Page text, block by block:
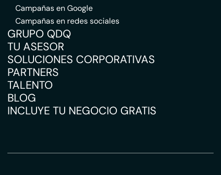
Campañas en Google
Campañas en redes sociales
GRUPO QDQ
TU ASESOR
SOLUCIONES CORPORATIVAS
PARTNERS
TALENTO
BLOG
INCLUYE TU NEGOCIO GRATIS